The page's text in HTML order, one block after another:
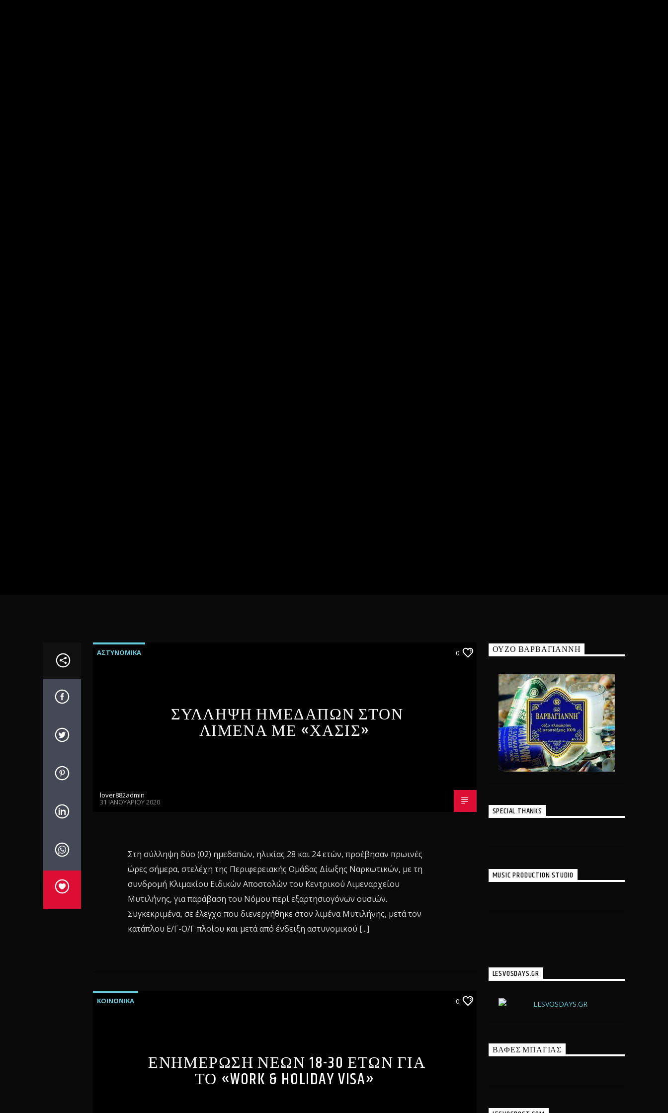
ΑΣΤΥΝΟΜΙΚΑ 0
ΣΥΛΛΗΨΗ ΗΜΕΔΑΠΩΝ ΣΤΟΝ
ΛΙΜΕΝΑ ΜΕ «ΧΑΣΙΣ»
lover882admin
31 ΙΑΝΟΥΑΡΊΟΥ 2020
Στη σύλληψη δύο (02) ημεδαπών, ηλικίας 28 και 24 ετών, προέβησαν πρωινές
ώρες σήμερα, στελέχη της Περιφερειακής Ομάδας Δίωξης Ναρκωτικών, με τη
συνδρομή Κλιμακίου Ειδικών Αποστολών του Κεντρικού Λιμεναρχείου
Μυτιλήνης, για παράβαση του Νόμου περί εξαρτησιογόνων ουσιών.
Συγκεκριμένα, σε έλεγχο που διενεργήθηκε στον λιμένα Μυτιλήνης, μετά τον
κατάπλου Ε/Γ-Ο/Γ πλοίου και μετά από ένδειξη αστυνομικού [...]
ΚΟΙΝΩΝΙΚΑ 0
ΕΝΗΜΕΡΩΣΗ ΝΕΩΝ 18-30 ΕΤΩΝ ΓΙΑ
ΤΟ «WORK & HOLIDAY VISA»
ΟΥΖΟ ΒΑΡΒΑΓΙΑΝΝΗ
SPECIAL THANKS
MUSIC PRODUCTION STUDIO
LESVOSDAYS.GR
ΒΑΦΕΣ ΜΠΑΓΙΑΣ